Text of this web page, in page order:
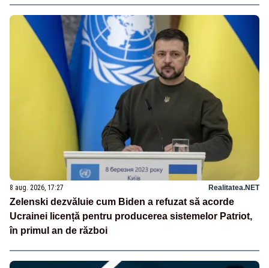
8 aug. 2026, 17:27 Realitatea.NET
Zelenski dezvăluie cum Biden a refuzat să acorde
Ucrainei licență pentru producerea sistemelor Patriot,
în primul an de război